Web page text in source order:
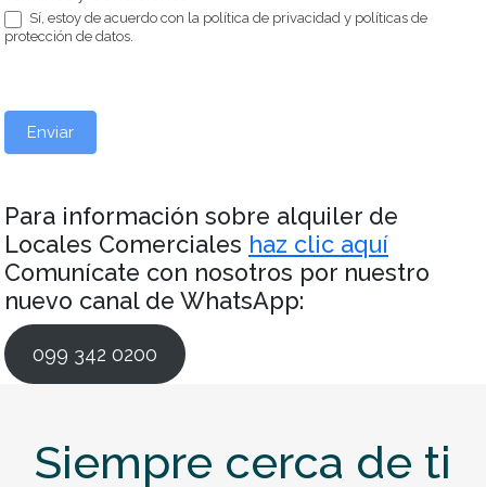
a
s
Sí, estoy de acuerdo con la política de privacidad y políticas de
protección de datos.
Enviar
a
o
n
l
a
n
o
.
Para información sobre alquiler de
Locales Comerciales haz clic aquí
Comunícate con nosotros por nuestro
nuevo canal de WhatsApp:
099 342 0200
Siempre cerca de ti